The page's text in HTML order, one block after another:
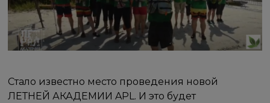
Стало известно место проведения новой
ЛЕТНЕЙ АКАДЕМИИ APL. И это будет